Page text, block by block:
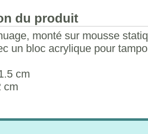
du produit
monté sur mousse
un bloc acrylique pour
cm
cm